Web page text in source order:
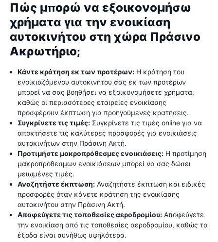
Πώς μπορώ να εξοικονομήσω
χρήματα για την ενοικίαση
αυτοκινήτου στη χώρα Πράσινο
Ακρωτήριο;
Κάντε κράτηση εκ των προτέρων: Η κράτηση του
ενοικιαζόμενου αυτοκινήτου σας εκ των προτέρων
μπορεί να σας βοηθήσει να εξοικονομήσετε χρήματα,
καθώς οι περισσότερες εταιρείες ενοικίασης
προσφέρουν έκπτωση για προηγούμενες κρατήσεις.
Συγκρίνετε τις τιμές: Συγκρίνετε τις τιμές online για να
αποκτήσετε τις καλύτερες προσφορές για ενοικιάσεις
αυτοκινήτων στην Πράσινη Ακτή.
Προτιμήστε μακροπρόθεσμες ενοικιάσεις: Η προτίμηση
μακροπρόθεσμων ενοικιάσεων μπορεί να σας δώσει
μειωμένες τιμές.
Αναζητήστε έκπτωση: Αναζητήστε έκπτωση και ειδικές
προσφορές όταν κάνετε κράτηση της ενοικίασης
αυτοκινήτου στην Πράσινη Ακτή.
Αποφεύγετε τις τοποθεσίες αεροδρομίου: Αποφεύγετε
την ενοικίαση από τις τοποθεσίες αεροδρομίου, καθώς τα
έξοδα είναι συνήθως υψηλότερα.